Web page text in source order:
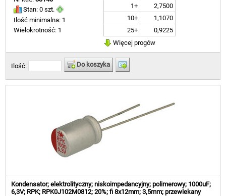
Stan: 0 szt.
Ilość minimalna: 1
Wielokrotność: 1
1+
2,7500
10+
1,1070
25+
0,9225
Więcej progów
Ilość: Do koszyka
Kondensator; elektrolityczny; niskoimpedancyjny; polimerowy; 1000uF;
6,3V; RPK; RPK0J102M0812; 20%; fi 8x12mm; 3,5mm; przewlekany